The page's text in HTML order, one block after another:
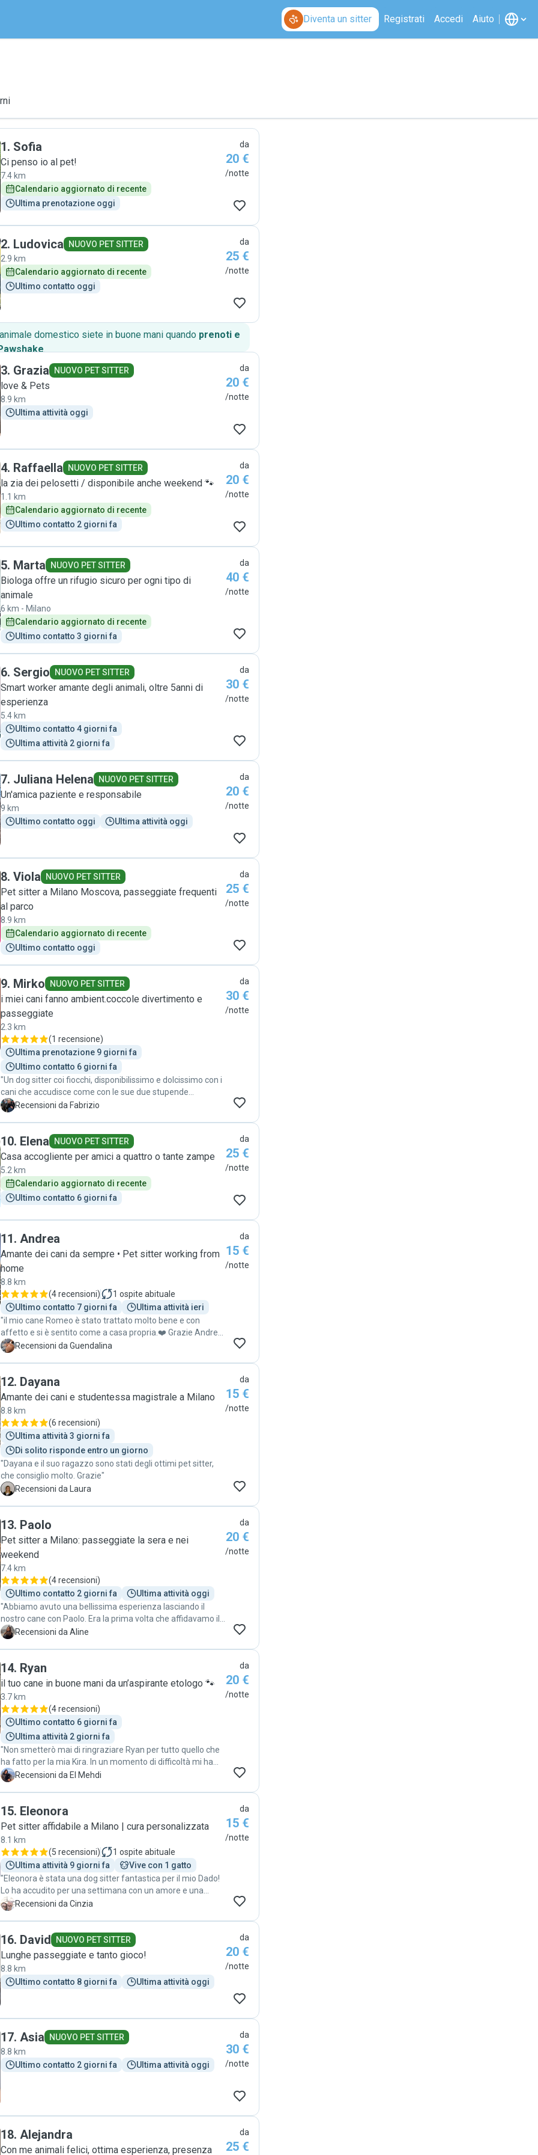
Diventa un sitter Registrati Accedi Aiuto
1. Sofia
Ci penso io al pet!
7.4 km
Calendario aggiornato di recente
Ultima prenotazione oggi
da
20 €
/notte
2. Ludovica
NUOVO PET SITTER
2.9 km
Calendario aggiornato di recente
Ultimo contatto oggi
da
25 €
/notte
domestico siete in buone mani quando prenoti e
.
3. Grazia NUOVO PET SITTER
love & Pets
8.9 km
Ultima attività oggi
da
20 €
/notte
4. Raffaella NUOVO PET SITTER
la zia dei pelosetti / disponibile anche weekend 🐾
1.1 km
Calendario aggiornato di recente
Ultimo contatto 2 giorni fa
da
20 €
/notte
5. Marta NUOVO PET SITTER
Biologa offre un rifugio sicuro per ogni tipo di
animale
6 km - Milano
Calendario aggiornato di recente
Ultimo contatto 3 giorni fa
da
40 €
/notte
6. Sergio NUOVO PET SITTER
Smart worker amante degli animali, oltre 5anni di
esperienza
5.4 km
Ultimo contatto 4 giorni fa
Ultima attività 2 giorni fa
da
30 €
/notte
7. Juliana Helena NUOVO PET SITTER
Un'amica paziente e responsabile
9 km
Ultimo contatto oggi
Ultima attività oggi
da
20 €
/notte
8. Viola NUOVO PET SITTER
Pet sitter a Milano Moscova, passeggiate frequenti
al parco
8.9 km
Calendario aggiornato di recente
Ultimo contatto oggi
da
25 €
/notte
9. Mirko NUOVO PET SITTER
i miei cani fanno ambient.coccole divertimento e
passeggiate
2.3 km
(1 recensione)
Ultima prenotazione 9 giorni fa
Ultimo contatto 6 giorni fa
"Un dog sitter coi fiocchi, disponibilissimo e dolcissimo con i
cani che accudisce come con le sue due stupende
cagnoline "
F Recensioni da Fabrizio
da
30 €
/notte
10. Elena NUOVO PET SITTER
Casa accogliente per amici a quattro o tante zampe
5.2 km
Calendario aggiornato di recente
Ultimo contatto 6 giorni fa
da
25 €
/notte
11. Andrea
Amante dei cani da sempre • Pet sitter working from
home
8.8 km
(4 recensioni) 1 ospite abituale
Ultimo contatto 7 giorni fa
Ultima attività ieri
"il mio cane Romeo è stato trattato molto bene e con
affetto e si è sentito come a casa propria.❤️ Grazie Andrea
❤️"
G Recensioni da Guendalina
da
15 €
/notte
12. Dayana
Amante dei cani e studentessa magistrale a Milano
8.8 km
(6 recensioni)
Ultima attività 3 giorni fa
Di solito risponde entro un giorno
"Dayana e il suo ragazzo sono stati degli ottimi pet sitter,
che consiglio molto. Grazie"
L
Recensioni da Laura
da
15 €
/notte
13. Paolo
Pet sitter a Milano: passeggiate la sera e nei
weekend
7.4 km
(4 recensioni)
Ultimo contatto 2 giorni fa
Ultima attività oggi
"Abbiamo avuto una bellissima esperienza lasciando il
nostro cane con Paolo. Era la prima volta che affidavamo il
nostro cane a un pet sitter e Paolo si è dimostrato molto
premuroso e attento nei confronti del nostro cucciolo. Dalle
foto si vedeva chiaramente che Nick era tranquillo, sereno
tutti."
A Recensioni da Aline
da
20 €
/notte
14. Ryan
il tuo cane in buone mani da un’aspirante etologo 🐾
3.7 km
(4 recensioni)
Ultimo contatto 6 giorni fa
Ultima attività 2 giorni fa
"Non smetterò mai di ringraziare Ryan per tutto quello che
ha fatto per la mia Kira. In un momento di difficoltà mi ha
davvero salvato: l’ha accudita con amore, curata con
Consigliatissima a chi cerca una dog sitter affidabile,
premurosa e con un cuore grande per gli animali. ❤️🐾"
E Recensioni da El Mehdi
da
20 €
/notte
15. Eleonora
Pet sitter affidabile a Milano | cura personalizzata
8.1 km
(5 recensioni) 1 ospite abituale
Ultima attività 9 giorni fa
Vive con 1 gatto
"Eleonora è stata una dog sitter fantastica per il mio Dado!
Lo ha accudito per una settimana con un amore e una
dolcezza infiniti, riempiendomi di foto e aggiornamenti che
certezza: affidabile, affettuosa e super premurosa. Grazie
di cuore per averlo trattato come se fosse tuo! Consiglio
Eleonora a tutti."
C Recensioni da Cinzia
da
15 €
/notte
16. David NUOVO PET SITTER
Lunghe passeggiate e tanto gioco!
8.8 km
Ultimo contatto 8 giorni fa
Ultima attività oggi
da
20 €
/notte
17. Asia
NUOVO PET SITTER
8.8 km
Ultimo contatto 2 giorni fa
Ultima attività oggi
da
30 €
/notte
18. Alejandra
Con me animali felici, ottima esperienza, presenza
da
25 €